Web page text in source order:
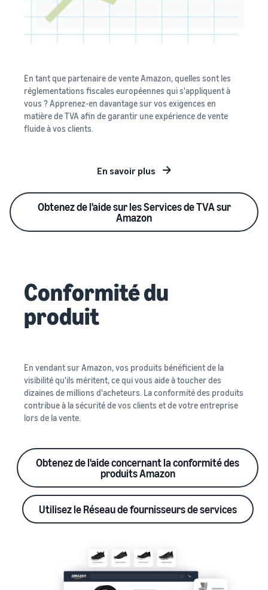
En tant que partenaire de vente Amazon, quelles sont les
réglementations fiscales européennes qui s'appliquent à
vous ? Apprenez-en davantage sur vos exigences en
matière de TVA afin de garantir une expérience de vente
fluide à vos clients.
En savoir plus
Obtenez de l'aide sur les Services de TVA sur
Amazon
Conformité du
produit
En vendant sur Amazon, vos produits bénéficient de la
visibilité qu'ils méritent, ce qui vous aide à toucher des
dizaines de millions d'acheteurs. La conformité des produits
contribue à la sécurité de vos clients et de votre entreprise
lors de la vente.
Obtenez de l'aide concernant la conformité des
produits Amazon
Utilisez le Réseau de fournisseurs de services